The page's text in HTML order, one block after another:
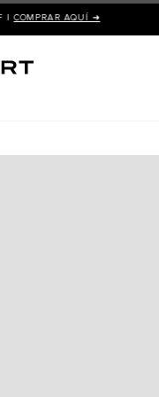
|COMPRAR AQUÍ ➜